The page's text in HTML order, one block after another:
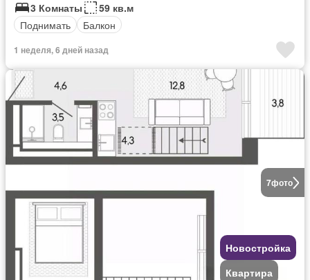
3 Комнаты
59 кв.м
Поднимать
Балкон
1 неделя, 6 дней назад
7фото
Новостройка
Квартира